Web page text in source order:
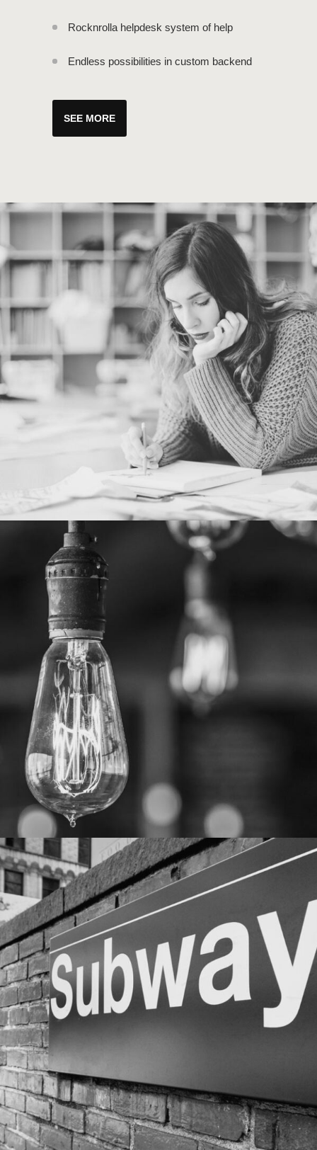
Rocknrolla helpdesk system of help
Endless possibilities in custom backend
SEE MORE